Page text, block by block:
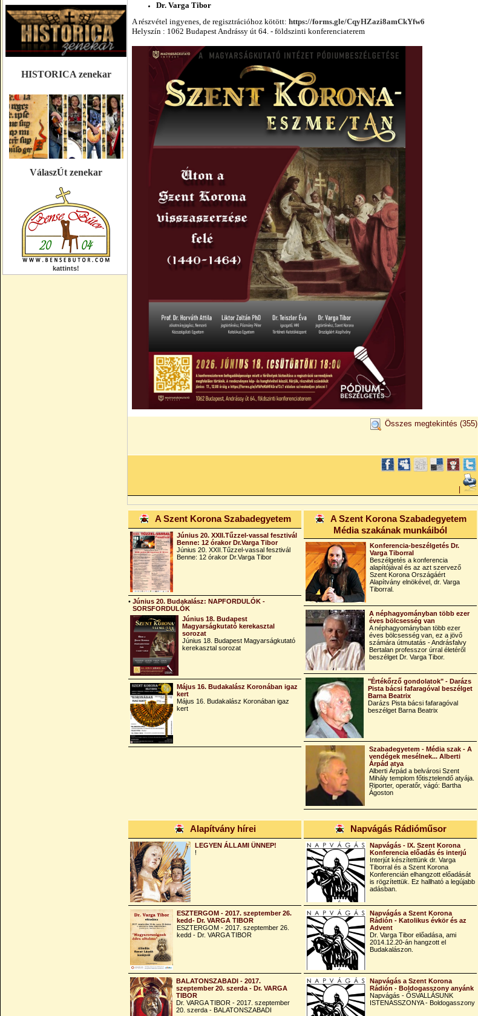
HISTORICA zenekar
VálaszÚt zenekar
kattints!
Dr. Varga Tibor
A részvétel ingyenes, de regisztrációhoz kötött: https://forms.gle/CqyHZazi8amCkYfw6
Helyszín : 1062 Budapest Andrássy út 64. - földszinti konferenciaterem
Összes megtekintés (355)
A Szent Korona Szabadegyetem
Június 20. XXII.Tűzzel-vassal fesztivál
Benne: 12 órakor Dr.Varga Tibor
Június 20. XXII.Tűzzel-vassal fesztivál
Benne: 12 órakor Dr.Varga Tibor
• Június 20. Budakalász: NAPFORDULÓK -
SORSFORDULÓK
Június 18. Budapest
Magyarságkutató kerekasztal
sorozat
Június 18. Budapest Magyarságkutató
kerekasztal sorozat
Május 16. Budakalász Koronában igaz
kert
Május 16. Budakalász Koronában igaz
kert
A Szent Korona Szabadegyetem
Média szakának munkáiból
Konferencia-beszélgetés Dr.
Varga Tiborral
Beszélgetés a konferencia
alapítójával és az azt szervező
Szent Korona Országáért
Alapítvány elnökével, dr. Varga
Tiborral.
A néphagyományban több ezer
éves bölcsesség van
A néphagyományban több ezer
éves bölcsesség van, ez a jövő
számára útmutatás - Andrásfalvy
Bertalan professzor úrral életéről
beszélget Dr. Varga Tibor.
"Értékőrző gondolatok" - Darázs
Pista bácsi fafaragóval beszélget
Barna Beatrix
Darázs Pista bácsi fafaragóval
beszélget Barna Beatrix
Szabadegyetem - Média szak - A
vendégek mesélnek... Alberti
Árpád atya
Alberti Árpád a belvárosi Szent
Mihály templom főtisztelendő atyája.
Riporter, operatőr, vágó: Bartha
Ágoston
Alapítvány hírei
LEGYEN ÁLLAMI ÜNNEP!
!
ESZTERGOM - 2017. szeptember 26.
kedd- Dr. VARGA TIBOR
ESZTERGOM - 2017. szeptember 26.
kedd - Dr. VARGA TIBOR
BALATONSZABADI - 2017.
szeptember 20. szerda - Dr. VARGA
TIBOR
Dr. VARGA TIBOR - 2017. szeptember
20. szerda - BALATONSZABADI
Napvágás Rádióműsor
Napvágás - IX. Szent Korona
Konferencia előadás és interjú
Interjút készítettünk dr. Varga
Tiborral és a Szent Korona
Konferencián elhangzott előadását
is rögzítettük. Ez hallható a legújabb
adásban.
Napvágás a Szent Korona
Rádión - Katolikus évkör és az
Advent
Dr. Varga Tibor előadása, ami
2014.12.20-án hangzott el
Budakalászon.
Napvágás a Szent Korona
Rádión - Boldogasszony anyánk
Napvágás - ŐSVALLÁSUNK
ISTENASSZONYA - Boldogasszony